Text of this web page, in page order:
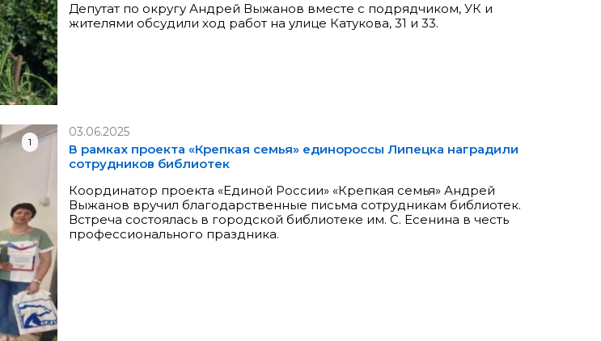
Депутат по округу Андрей Выжанов вместе с подрядчиком, УК и
жителями обсудили ход работ на улице Катукова, 31 и 33.
1
03.06.2025
В рамках проекта «Крепкая семья» единороссы Липецка наградили
сотрудников библиотек
Координатор проекта «Единой России» «Крепкая семья» Андрей
Выжанов вручил благодарственные письма сотрудникам библиотек.
Встреча состоялась в городской библиотеке им. С. Есенина в честь
профессионального праздника.